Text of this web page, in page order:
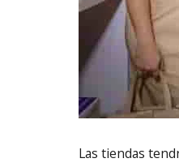
Las tiendas